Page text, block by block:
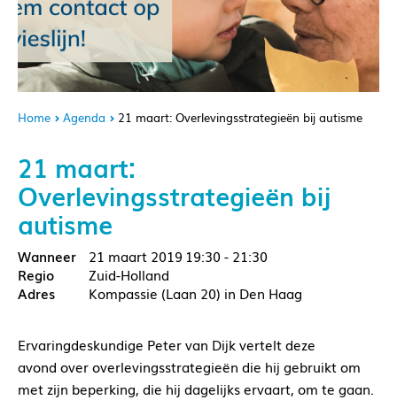
Home Agenda 21 maart: Overlevingsstrategieën bij autisme
21 maart:
Overlevingsstrategieën bij
autisme
21 maart 2019 19:30 - 21:30
Zuid-Holland
Kompassie (Laan 20) in Den Haag
Ervaringdeskundige Peter van Dijk vertelt deze
avond over overlevingsstrategieën die hij gebruikt om
met zijn beperking, die hij dagelijks ervaart, om te gaan.